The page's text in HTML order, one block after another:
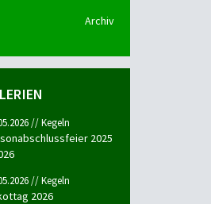
Archiv
// Kegeln
2025
// Kegeln
2026